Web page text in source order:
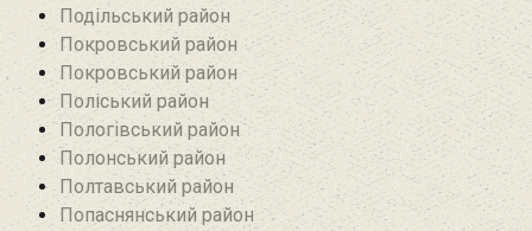
Подільський район
Покровський район
Покровський район
Поліський район
Пологівський район
Полонський район
Полтавський район
Попаснянський район